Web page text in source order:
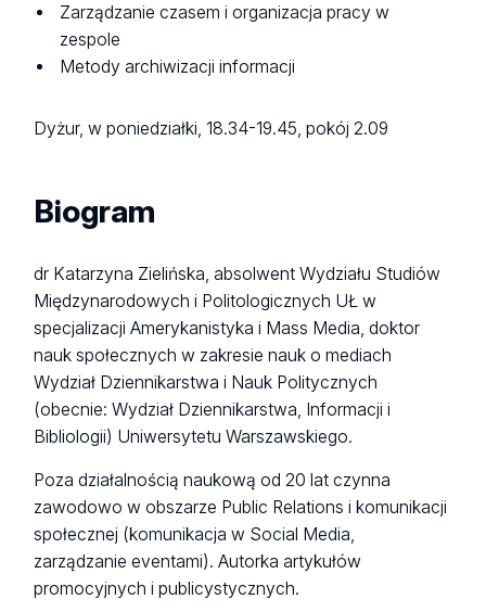
Zarządzanie czasem i organizacja pracy w
zespole
Metody archiwizacji informacji
Dyżur, w poniedziałki, 18.34-19.45, pokój 2.09
Biogram
dr Katarzyna Zielińska, absolwent Wydziału Studiów
Międzynarodowych i Politologicznych UŁ w
specjalizacji Amerykanistyka i Mass Media, doktor
nauk społecznych w zakresie nauk o mediach
Wydział Dziennikarstwa i Nauk Politycznych
(obecnie: Wydział Dziennikarstwa, Informacji i
Bibliologii) Uniwersytetu Warszawskiego.
Poza działalnością naukową od 20 lat czynna
zawodowo w obszarze Public Relations i komunikacji
społecznej (komunikacja w Social Media,
zarządzanie eventami). Autorka artykułów
promocyjnych i publicystycznych.